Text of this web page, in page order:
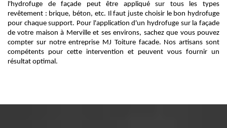
l'hydrofuge de façade peut être appliqué sur tous les types
revêtement : brique, béton, etc. Il faut juste choisir le bon hydrofuge
pour chaque support. Pour l'application d'un hydrofuge sur la façade
de votre maison à Merville et ses environs, sachez que vous pouvez
compter sur notre entreprise MJ Toiture facade. Nos artisans sont
compétents pour cette intervention et peuvent vous fournir un
résultat optimal.